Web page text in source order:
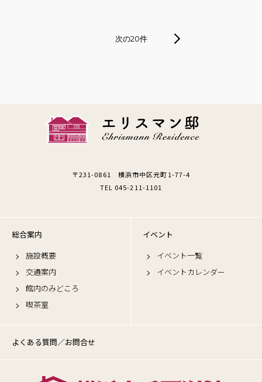
次の20件
〒231-0861 横浜市中区元町1-77-4
TEL 045-211-1101
総合案内
施設概要
交通案内
館内のみどころ
喫茶室
イベント
イベント一覧
イベントカレンダー
よくある質問／お問合せ